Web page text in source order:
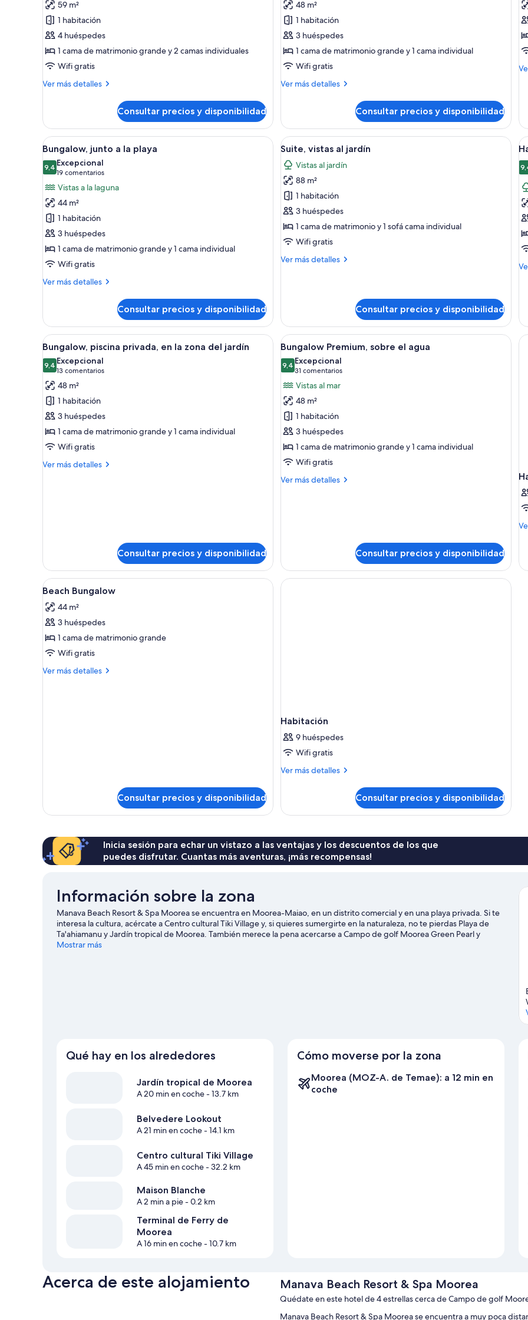
Dúplex
familiar
59 m²
1 habitación
4 huéspedes
1 cama de matrimonio grande y 2 camas individuales
Wifi gratis
Ver más detalles
Más
familiar
Consultar precios y disponibilidad
Bungalow,
sobre
el
agua
48 m²
1 habitación
3 huéspedes
1 cama de matrimonio grande y 1 cama individual
Wifi gratis
Ver más detalles
Más
sobre
el
agua
Consultar precios y disponibilidad
Abrir
todas
las
fotos
de
Bungalow,
junto
a
la
playa
Habitación de hotel con una cama grande, dos lámparas de noche, cabecera de madera y vistas al exterior.
6
Bungalow, junto a la playa
9,49,4 de 10
Excepcional
19 comentarios
(19 comentarios)
Vistas a la laguna
44 m²
1 habitación
3 huéspedes
1 cama de matrimonio grande y 1 cama individual
Wifi gratis
Ver más detalles
Más
junto
la
playa
Consultar precios y disponibilidad
Abrir
todas
las
fotos
de
Suite,
vistas
al
Una habitación de hotel moderna
4
Suite, vistas al jardín
Vistas al jardín
88 m²
1 habitación
3 huéspedes
1 cama de matrimonio y 1 sofá cama individual
Wifi gratis
Ver más detalles
Más
jardín
Consultar precios y disponibilidad
al
al
Abrir
todas
las
fotos
de
Bungalow,
piscina
privada,
en
la
Bungalow, piscina privada, en la zona del jardín | Vistas desde la habitación
6
Bungalow, piscina privada, en la zona del jardín
9,49,4 de 10
Excepcional
13 comentarios
(13 comentarios)
48 m²
1 habitación
3 huéspedes
1 cama de matrimonio grande y 1 cama individual
Wifi gratis
Ver más detalles
Más
jardín
Consultar precios y disponibilidad
Abrir
todas
las
fotos
de
Bungalow
Premium,
sobre
el
agua
Un dormitorio amplio con una cama
7
Bungalow Premium, sobre el agua
9,49,4 de 10
Excepcional
31 comentarios
(31 comentarios)
Vistas al mar
48 m²
1 habitación
3 huéspedes
1 cama de matrimonio grande y 1 cama individual
Wifi gratis
Ver más detalles
Más
Consultar precios y disponibilidad
Abrir
todas
las
fotos
de
Beach
Bungalow
Ropa de cama de alta calidad, minibar, caja fuerte y escritorio
2
Beach Bungalow
44 m²
3 huéspedes
1 cama de matrimonio grande
Wifi gratis
Ver más detalles
Más
Consultar precios y disponibilidad
Habitación
9 huéspedes
Wifi gratis
Ver más detalles
Más
Consultar precios y disponibilidad
Inicia sesión para echar un vistazo a las ventajas y los descuentos de los que
puedes disfrutar. Cuantas más aventuras, ¡más recompensas!
Información sobre la zona
Manava Beach Resort & Spa Moorea se encuentra en Moorea-Maiao, en un distrito comercial y en una playa privada. Si te
interesa la cultura, acércate a Centro cultural Tiki Village y, si quieres sumergirte en la naturaleza, no te pierdas Playa de
Ta'ahiamanu y Jardín tropical de Moorea. También merece la pena acercarse a Campo de golf Moorea Green Pearl y
Belvedere Lookout. Tendrás la oportunidad de disfrutar del agua realizando actividades como esquí acuático o
Mostrar más
Qué hay en los alrededores
Jardín tropical de Moorea
A 20 min en coche- 13.7 km
Belvedere Lookout
A 21 min en coche- 14.1 km
Centro cultural Tiki Village
A 45 min en coche- 32.2 km
Maison Blanche
A 2 min a pie- 0.2 km
Terminal de Ferry de
Moorea
A 16 min en coche- 10.7 km
Cómo moverse por la zona
Moorea (MOZ-A. de Temae): a 12 min en
coche
Acerca de este alojamiento Manava Beach Resort & Spa Moorea
Quédate en este hotel de 4 estrellas cerca de Campo de golf
Manava Beach Resort & Spa Moorea se encuentra a muy poca